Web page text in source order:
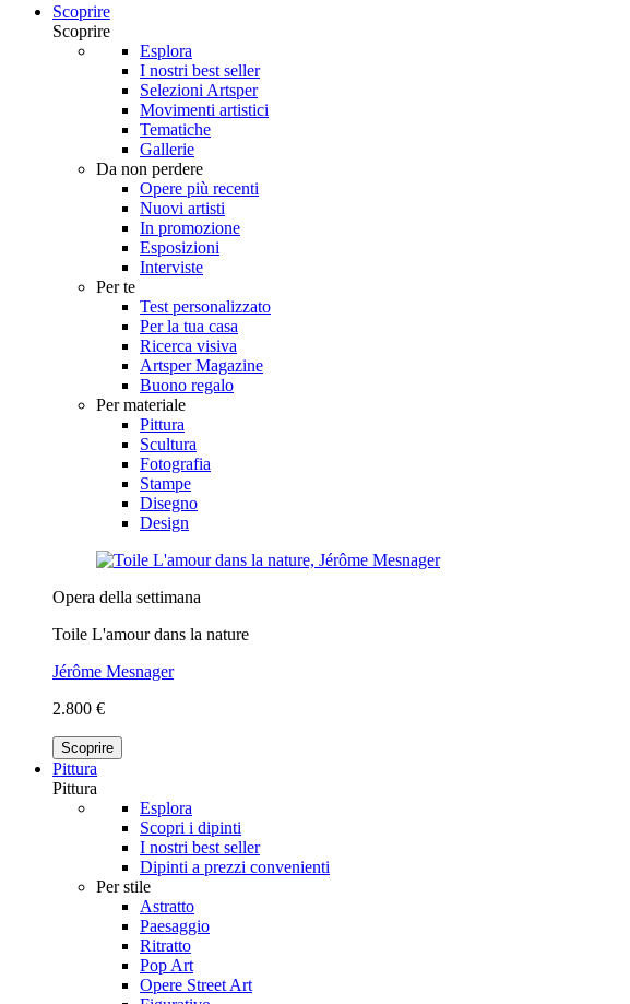
Scoprire
Scoprire
Esplora
I nostri best seller
Selezioni Artsper
Movimenti artistici
Tematiche
Gallerie
Da non perdere
Opere più recenti
Nuovi artisti
In promozione
Esposizioni
Interviste
Per te
Test personalizzato
Per la tua casa
Ricerca visiva
Artsper Magazine
Buono regalo
Per materiale
Pittura
Scultura
Fotografia
Stampe
Disegno
Design
Opera della settimana
Toile L'amour dans la nature
Jérôme Mesnager
2.800 €
Scoprire
Pittura
Pittura
Esplora
Scopri i dipinti
I nostri best seller
Dipinti a prezzi convenienti
Per stile
Astratto
Paesaggio
Ritratto
Pop Art
Opere Street Art